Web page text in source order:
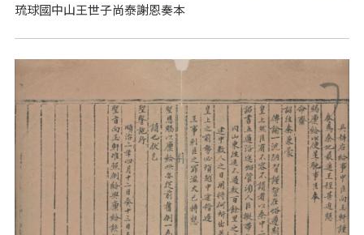
琉球國中山王世子尚泰謝恩奏本